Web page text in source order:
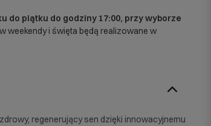
do piątku do godziny 17:00, przy wyborze
weekendy i święta będą realizowane w
regenerujący sen dzięki innowacyjnemu